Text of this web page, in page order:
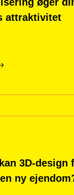
attraktivitet
3D-design
ny